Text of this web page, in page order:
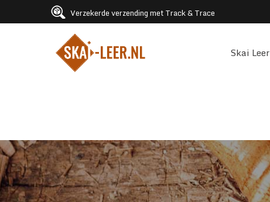
Verzekerde verzending met Track & Trace
Skai Leer